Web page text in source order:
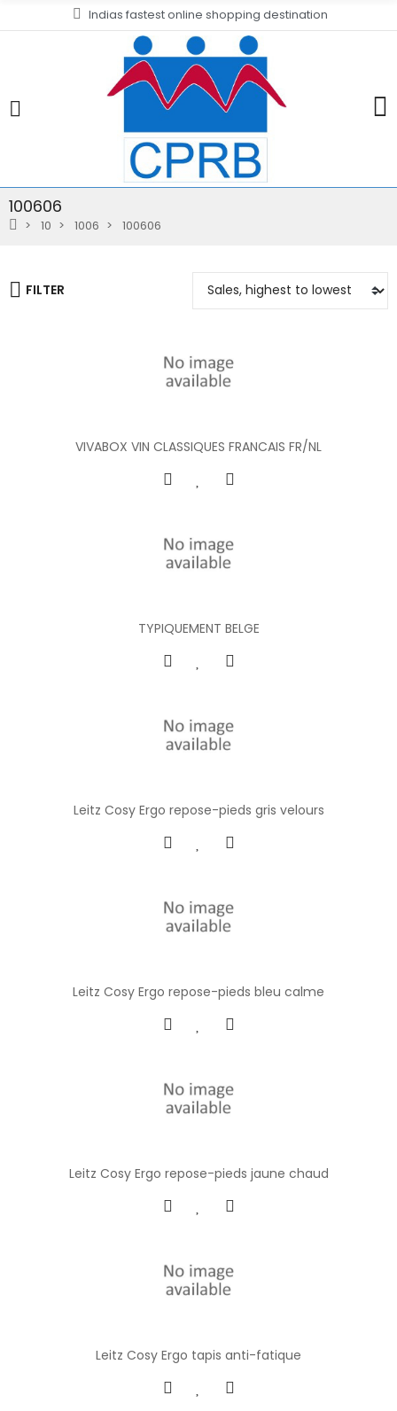
Indias fastest online shopping destination
100606
10 1006 100606
FILTER
VIVABOX VIN CLASSIQUES FRANCAIS FR/NL
TYPIQUEMENT BELGE
Leitz Cosy Ergo repose-pieds gris velours
Leitz Cosy Ergo repose-pieds bleu calme
Leitz Cosy Ergo repose-pieds jaune chaud
Leitz Cosy Ergo tapis anti-fatique